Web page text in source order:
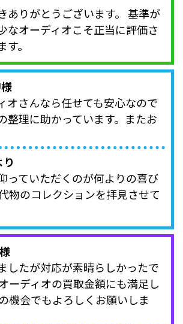
ありがとうございます。 基準が
なオーディオこそ正当に評価さ
。
オさんなら任せても安心なので
整理に助かっています。またお
っていただくのが何よりの喜び
物のコレクションを拝見させて
したが対応が素晴らしかったで
ーディオの買取金額にも満足し
機会でもよろしくお願いしま